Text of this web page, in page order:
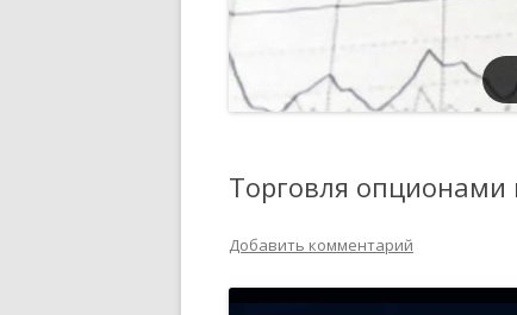
Торговля опционами
Добавить комментарий